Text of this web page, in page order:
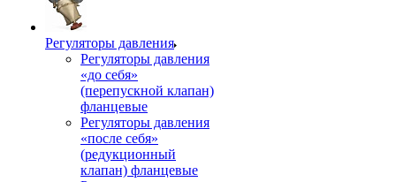
Регуляторы давления
Регуляторы давления
«до себя»
(перепускной клапан)
фланцевые
Регуляторы давления
«после себя»
(редукционный
клапан) фланцевые